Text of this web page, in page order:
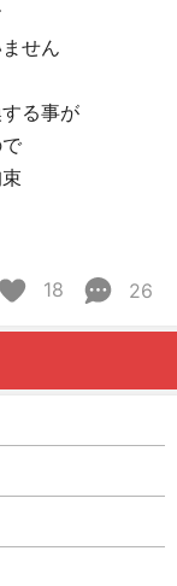
せん
る事が
18
26